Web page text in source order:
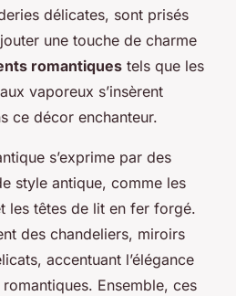
délicates, sont prisés
une touche de charme
romantiques tels que les
vaporeux s’insèrent
ce décor enchanteur.
s’exprime par des
style antique, comme les
les têtes de lit en fer forgé.
des chandeliers, miroirs
accentuant l’élégance
romantiques. Ensemble, ces